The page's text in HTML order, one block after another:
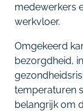
medewerkers
werkvloer.
Omgekeerd
bezorgdheid,
temperaturen
belangrijk om